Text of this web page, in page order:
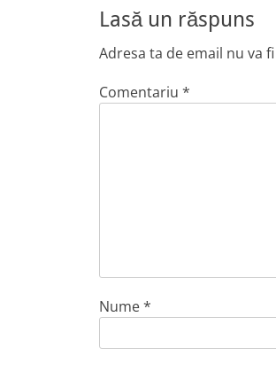
Lasă un răspuns
Adresa ta de email nu va
Comentariu *
Nume*